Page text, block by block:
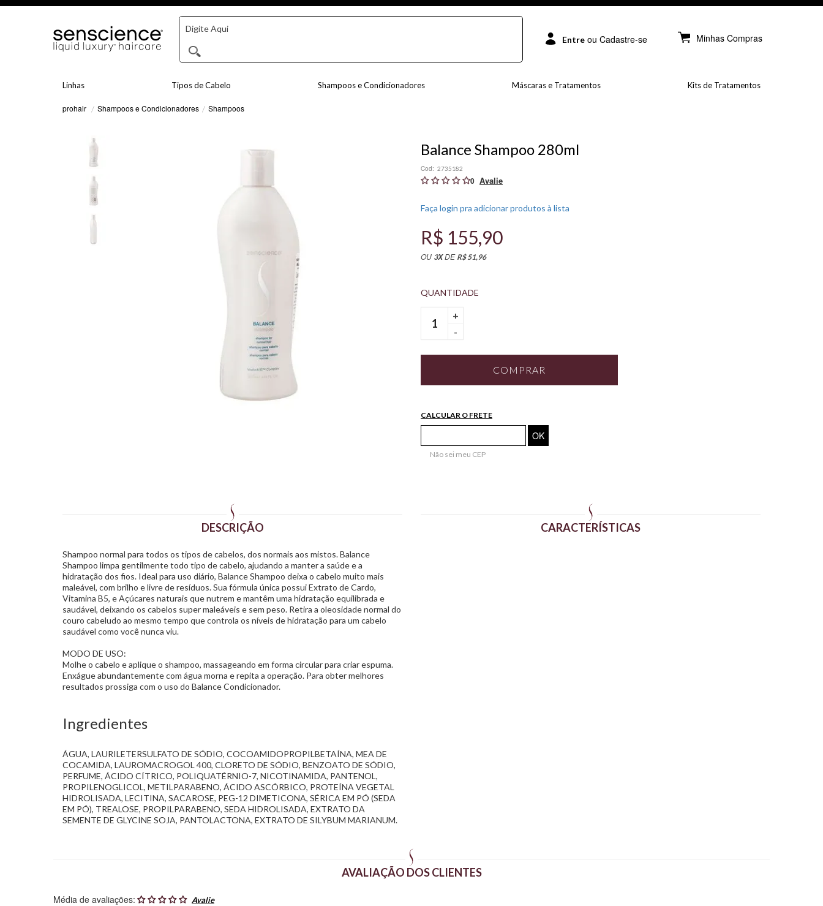
Entre ou Cadastre-se Minhas Compras
Linhas Tipos de Cabelo Shampoos e Condicionadores Máscaras e Tratamentos Kits de Tratamentos
prohair Shampoos e Condicionadores Shampoos
Balance Shampoo 280ml
Cod: 2735182
0
Faça login pra adicionar produtos à lista
R$ 155,90
OU 3XDE R$ 51,96
+
-
COMPRAR
CALCULAR O FRETE
Não sei meu CEP
DESCRIÇÃO
Shampoo normal para todos os tipos de cabelos, dos normais aos mistos. Balance
Shampoo limpa gentilmente todo tipo de cabelo, ajudando a manter a saúde e a
hidratação dos fios. Ideal para uso diário, Balance Shampoo deixa o cabelo muito mais
maleável, com brilho e livre de resíduos. Sua fórmula única possui Extrato de Cardo,
Vitamina B5, e Açúcares naturais que nutrem e mantêm uma hidratação equilibrada e
saudável, deixando os cabelos super maleáveis e sem peso. Retira a oleosidade normal do
couro cabeludo ao mesmo tempo que controla os níveis de hidratação para um cabelo
saudável como você nunca viu.
MODO DE USO:
Molhe o cabelo e aplique o shampoo, massageando em forma circular para criar espuma.
Enxágue abundantemente com água morna e repita a operação. Para obter melhores
resultados prossiga com o uso do Balance Condicionador.
Ingredientes
ÁGUA, LAURILETERSULFATO DE SÓDIO, COCOAMIDOPROPILBETAÍNA, MEA DE
COCAMIDA, LAUROMACROGOL 400, CLORETO DE SÓDIO, BENZOATO DE SÓDIO,
PERFUME, ÁCIDO CÍTRICO, POLIQUATÉRNIO-7, NICOTINAMIDA, PANTENOL,
PROPILENOGLICOL, METILPARABENO, ÁCIDO ASCÓRBICO, PROTEÍNA VEGETAL
HIDROLISADA, LECITINA, SACAROSE, PEG-12 DIMETICONA, SÉRICA EM PÓ (SEDA
EM PÓ), TREALOSE, PROPILPARABENO, SEDA HIDROLISADA, EXTRATO DA
SEMENTE DE GLYCINE SOJA, PANTOLACTONA, EXTRATO DE SILYBUM MARIANUM.
CARACTERÍSTICAS
AVALIAÇÃO DOS CLIENTES
Média de avaliações: